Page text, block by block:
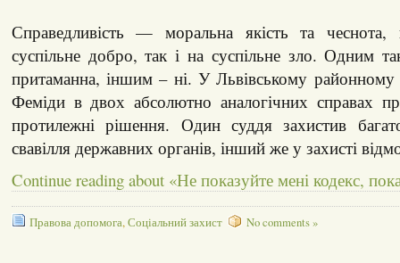
Справедливість — моральна якість та чеснота,
суспільне добро, так і на суспільне зло. Одним
притаманна, іншим – ні. У Львівському районному
Феміди в двох абсолютно аналогічних справах
протилежні рішення. Один суддя захистив
свавілля державних органів, інший же у захисті
Continue reading about «Не показуйте мені кодекс,
Правова допомога,Соціальний захист No comments »